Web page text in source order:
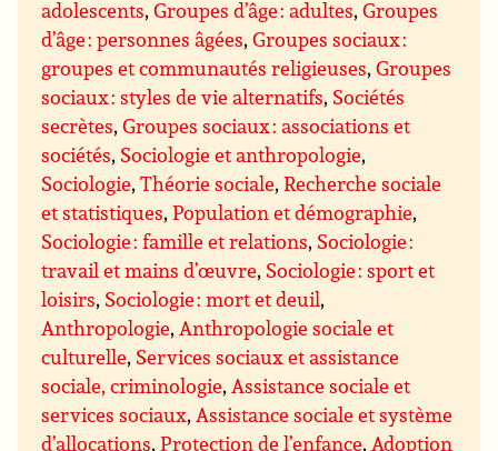
adolescents,Groupes d’âge : adultes,Groupes
d’âge : personnes âgées,Groupes sociaux :
groupes et communautés religieuses,Groupes
sociaux : styles de vie alternatifs, Sociétés
secrètes,Groupes sociaux : associations et
sociétés, Sociologie et anthropologie,
Sociologie,Théorie sociale,Recherche sociale
et statistiques,Population et démographie,
Sociologie : famille et relations, Sociologie :
travail et mains d’œuvre, Sociologie : sport et
loisirs, Sociologie : mort et deuil,
Anthropologie,Anthropologie sociale et
culturelle, Services sociaux et assistance
sociale, criminologie,Assistance sociale et
services sociaux,Assistance sociale et système
d’allocations,Protection de l’enfance,Adoption